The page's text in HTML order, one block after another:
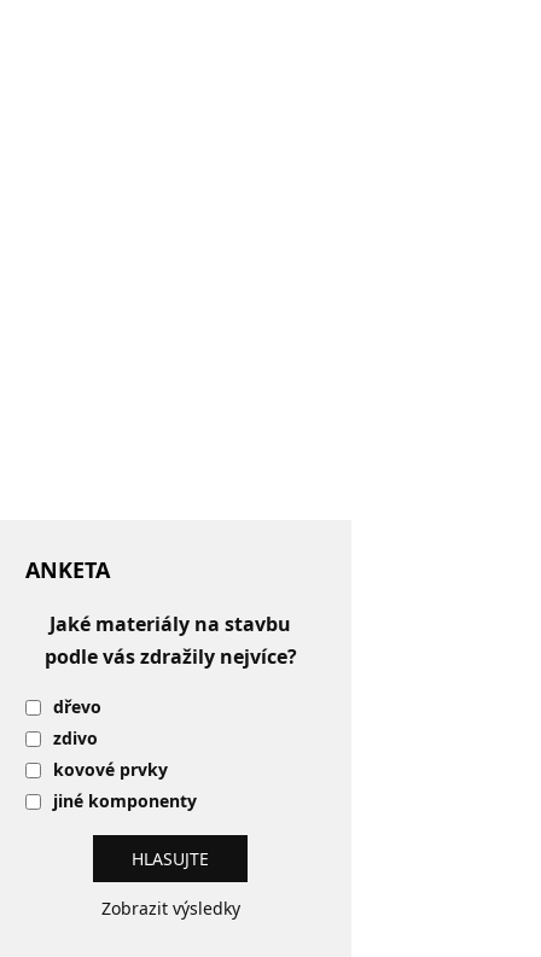
ANKETA
Jaké materiály na stavbu
podle vás zdražily nejvíce?
dřevo
zdivo
kovové prvky
jiné komponenty
Zobrazit výsledky